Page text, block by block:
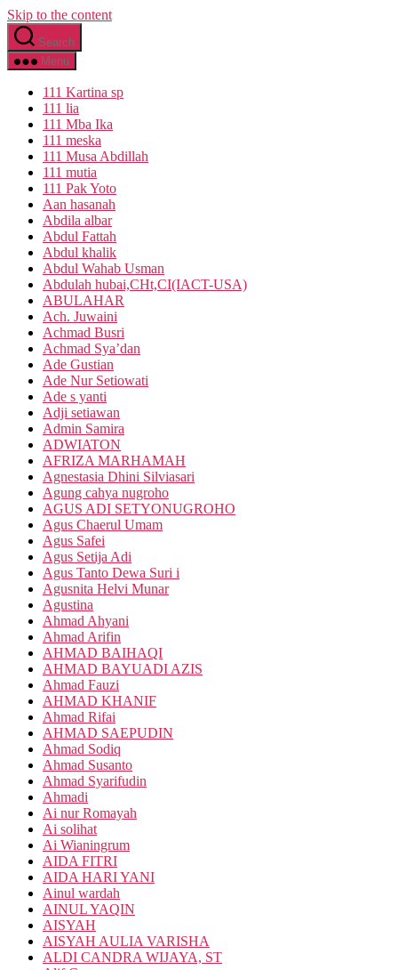
Skip to the content
Search
Menu
111 Kartina sp
111 lia
111 Mba Ika
111 meska
111 Musa Abdillah
111 mutia
111 Pak Yoto
Aan hasanah
Abdila albar
Abdul Fattah
Abdul khalik
Abdul Wahab Usman
Abdulah hubai,CHt,CI(IACT-USA)
ABULAHAR
Ach. Juwaini
Achmad Busri
Achmad Sya’dan
Ade Gustian
Ade Nur Setiowati
Ade s yanti
Adji setiawan
Admin Samira
ADWIATON
AFRIZA MARHAMAH
Agnestasia Dhini Silviasari
Agung cahya nugroho
AGUS ADI SETYONUGROHO
Agus Chaerul Umam
Agus Safei
Agus Setija Adi
Agus Tanto Dewa Suri i
Agusnita Helvi Munar
Agustina
Ahmad Ahyani
Ahmad Arifin
AHMAD BAIHAQI
AHMAD BAYUADI AZIS
Ahmad Fauzi
AHMAD KHANIF
Ahmad Rifai
AHMAD SAEPUDIN
Ahmad Sodiq
Ahmad Susanto
Ahmad Syarifudin
Ahmadi
Ai nur Romayah
Ai solihat
Ai Wianingrum
AIDA FITRI
AIDA HARI YANI
Ainul wardah
AINUL YAQIN
AISYAH
AISYAH AULIA VARISHA
ALDI CANDRA WIJAYA, ST